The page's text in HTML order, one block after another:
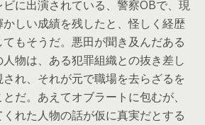
ビに出演されている、警察OBで、現
しい成績を残したと、怪しく経歴
もそうだ。悪田が聞き及んだある
物は、ある犯罪組織との抜き差し
れ、それが元で職場を去らざるを
だ。あえてオブラートに包むが、
れた人物の話が仮に真実だとする